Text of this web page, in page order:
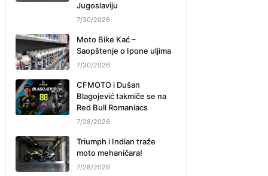
Jugoslaviju
7/30/2026
Moto Bike Kać –
Saopštenje o Ipone uljima
7/30/2026
CFMOTO i Dušan
Blagojević takmiče se na
Red Bull Romaniacs
7/28/2026
Triumph i Indian traže
moto mehaničara!
7/28/2026